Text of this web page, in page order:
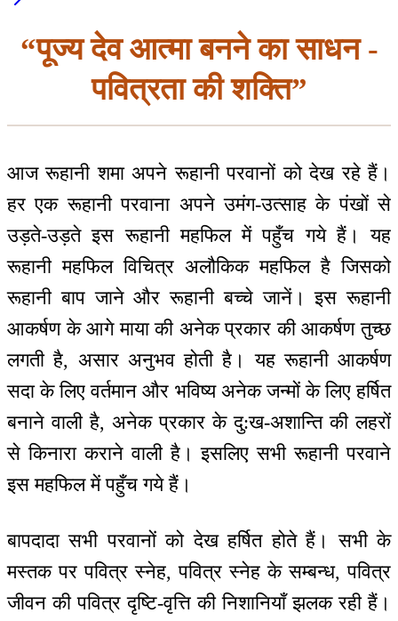
“पूज्य देव आत्मा बनने का साधन -
पवित्रता की शक्ति”
आज रूहानी शमा अपने रूहानी परवानों को देख रहे हैं।
हर एक रूहानी परवाना अपने उमंग-उत्साह के पंखों से
उड़ते-उड़ते इस रूहानी महफिल में पहुँच गये हैं। यह
रूहानी महफिल विचित्र अलौकिक महफिल है जिसको
रूहानी बाप जाने और रूहानी बच्चे जानें। इस रूहानी
आकर्षण के आगे माया की अनेक प्रकार की आकर्षण तुच्छ
लगती है, असार अनुभव होती है। यह रूहानी आकर्षण
सदा के लिए वर्तमान और भविष्य अनेक जन्मों के लिए हर्षित
बनाने वाली है, अनेक प्रकार के दु:ख-अशान्ति की लहरों
से किनारा कराने वाली है। इसलिए सभी रूहानी परवाने
इस महफिल में पहुँच गये हैं।
बापदादा सभी परवानों को देख हर्षित होते हैं। सभी के
मस्तक पर पवित्र स्नेह, पवित्र स्नेह के सम्बन्ध, पवित्र
जीवन की पवित्र दृष्टि-वृत्ति की निशानियाँ झलक रही हैं।